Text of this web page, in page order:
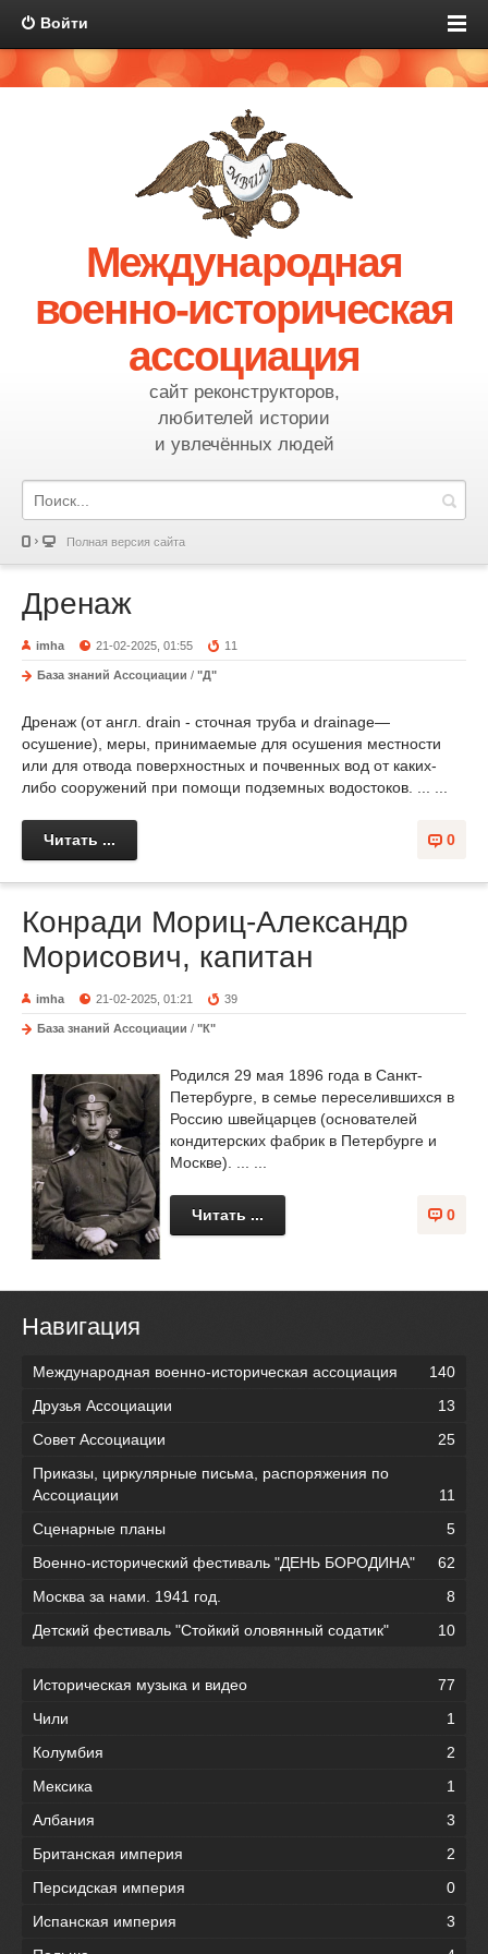
Войти
Международная
военно-историческая
ассоциация
сайт реконструкторов,
любителей истории
и увлечённых людей
Полная версия сайта
Дренаж
imha 21-02-2025, 01:55 11
База знаний Ассоциации / "Д"
Дренаж (от англ. drain - сточная труба и drainage—
осушение), меры, принимаемые для осушения местности
или для отвода поверхностных и почвенных вод от каких-
либо сооружений при помощи подземных водостоков. ... ...
0
Читать ...
Конради Мориц-Александр
Морисович, капитан
imha 21-02-2025, 01:21 39
База знаний Ассоциации / "К"
Родился 29 мая 1896 года в Санкт-
Петербурге, в семье переселившихся в
Россию швейцарцев (основателей
кондитерских фабрик в Петербурге и
Москве). ... ...
0
Читать ...
Навигация
Международная военно-историческая ассоциация
140
Друзья Ассоциации
13
Совет Ассоциации
25
Приказы, циркулярные письма, распоряжения по
Ассоциации
11
Сценарные планы
5
Военно-исторический фестиваль "ДЕНЬ БОРОДИНА"
62
Москва за нами. 1941 год.
8
Детский фестиваль "Стойкий оловянный содатик"
10
Историческая музыка и видео
77
Чили
1
Колумбия
2
Мексика
1
Албания
3
Британская империя
2
Персидская империя
0
Испанская империя
3